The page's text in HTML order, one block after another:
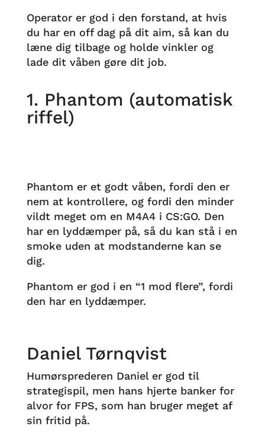
Operator er god i den forstand, at hvis
du har en off dag på dit aim, så kan du
læne dig tilbage og holde vinkler og
lade dit våben gøre dit job.
1. Phantom (automatisk
riffel)
Phantom er et godt våben, fordi den er
nem at kontrollere, og fordi den minder
vildt meget om en M4A4 i CS:GO. Den
har en lyddæmper på, så du kan stå i en
smoke uden at modstanderne kan se
dig.
Phantom er god i en “1 mod flere”, fordi
den har en lyddæmper.
Daniel Tørnqvist
Humørsprederen Daniel er god til
strategispil, men hans hjerte banker for
alvor for FPS, som han bruger meget af
sin fritid på.